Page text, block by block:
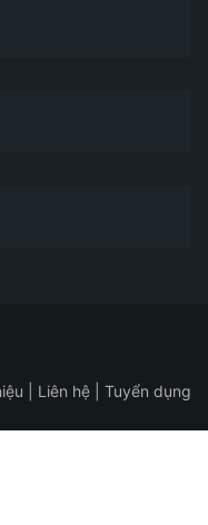
Liên hệ Tuyển dụng